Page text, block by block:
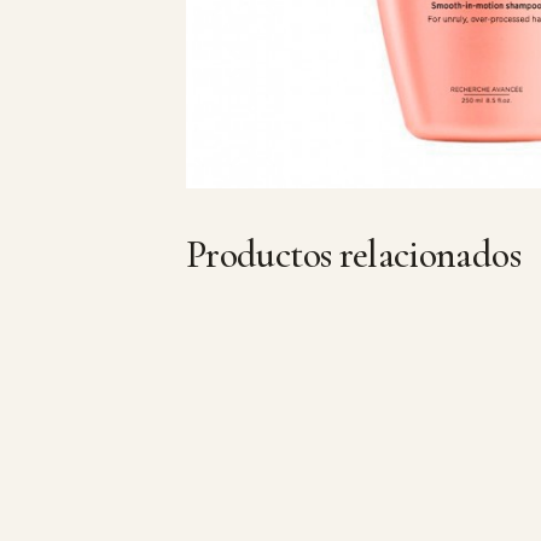
Productos relacionados